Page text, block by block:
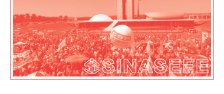
JURÍDICO
CLUBE